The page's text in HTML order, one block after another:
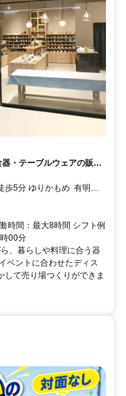
・テーブルウェアの販売
時間：最大8時間 シフト例
00分
、暮らしや料理に合う器
ベントに合わせたディス
して売り場つくりができま